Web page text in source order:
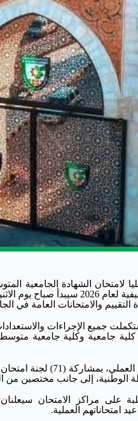
لامتحان الشهادة الجامعية
جميع الإجراءات
المتقدمين له يبلغ (1419) طالباً وطالبة من (52) كلية
الوطنية، إلى جانب مختصين من
على مراكز الامتحان
امتحاناتهم العملية.